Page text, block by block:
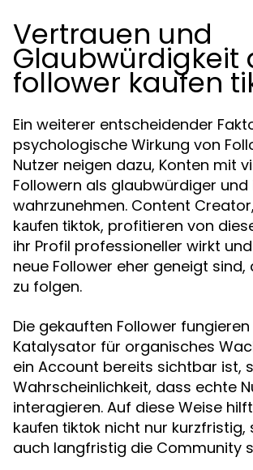
Vertrauen und
Glaubwürdigkeit
follower kaufen
Ein weiterer entscheidender
psychologische Wirkung von
Nutzer neigen dazu, Konten mit
Followern als glaubwürdiger
wahrzunehmen. Content
kaufen tiktok, profitieren von
ihr Profil professioneller wirkt
neue Follower eher geneigt
zu folgen.
Die gekauften Follower
Katalysator für organisches
ein Account bereits sichtbar ist,
Wahrscheinlichkeit, dass echte
interagieren. Auf diese Weise hilft
kaufen tiktok nicht nur kurzfristig,
auch langfristig die Community